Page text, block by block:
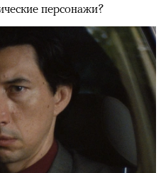
персонажи?